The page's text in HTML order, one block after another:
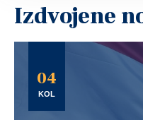
Izdvojene
04
KOL